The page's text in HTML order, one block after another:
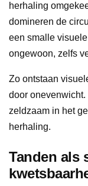
herhaling
domineren de
een smalle
ongewoon, zelfs
Zo ontstaan
door
zeldzaam in het
herhaling.
Tanden als